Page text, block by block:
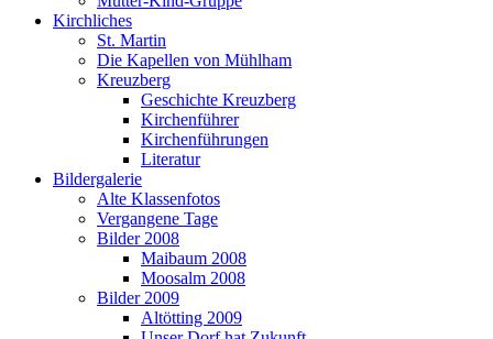
Kirchliches
St. Martin
Die Kapellen von Mühlham
Kreuzberg
Geschichte Kreuzberg
Kirchenführer
Kirchenführungen
Literatur
Bildergalerie
Alte Klassenfotos
Vergangene Tage
Bilder 2008
Maibaum 2008
Moosalm 2008
Bilder 2009
Altötting 2009